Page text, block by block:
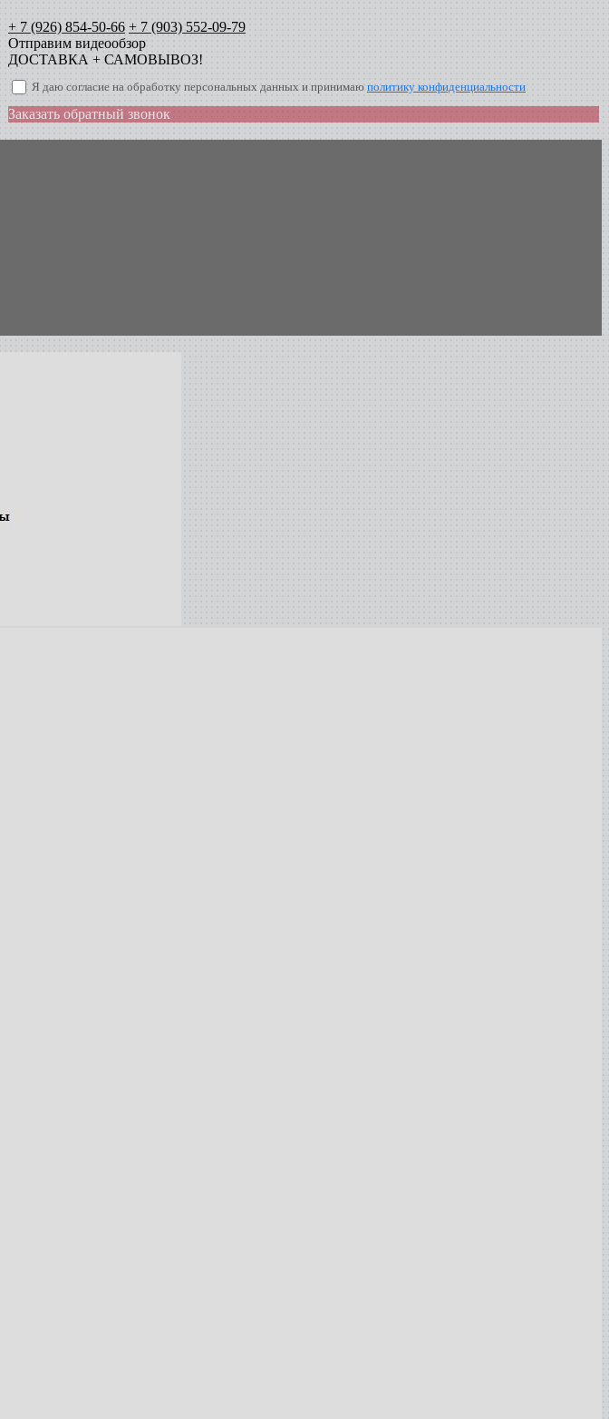
+ 7 (926) 854-50-66 + 7 (903) 552-09-79
Отправим видеообзор
ДОСТАВКА + САМОВЫВОЗ!
Я даю согласие на обработку персональных данных и принимаю политику конфиденциальности
Заказать обратный звонок